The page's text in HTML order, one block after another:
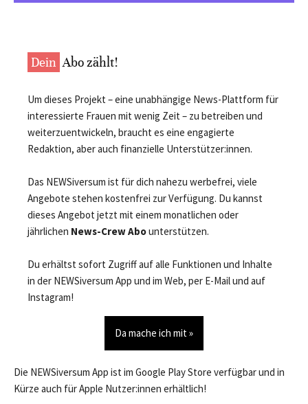
Dein Abo zählt!
Um dieses Projekt – eine unabhängige News-Plattform für
interessierte Frauen mit wenig Zeit – zu betreiben und
weiterzuentwickeln, braucht es eine engagierte
Redaktion, aber auch finanzielle Unterstützer:innen.
Das NEWSiversum ist für dich nahezu werbefrei, viele
Angebote stehen kostenfrei zur Verfügung. Du kannst
dieses Angebot jetzt mit einem monatlichen oder
jährlichen News-Crew Abounterstützen.
Du erhältst sofort Zugriff auf alle Funktionen und Inhalte
in der NEWSiversum App und im Web, per E-Mail und auf
Instagram!
Da mache ich mit »
Die NEWSiversum App ist im Google Play Store verfügbar und in
Kürze auch für Apple Nutzer:innen erhältlich!